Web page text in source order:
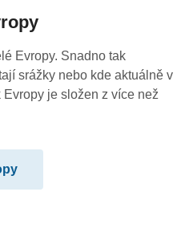
Evropy. Snadno tak
srážky nebo kde aktuálně v
je složen z více než